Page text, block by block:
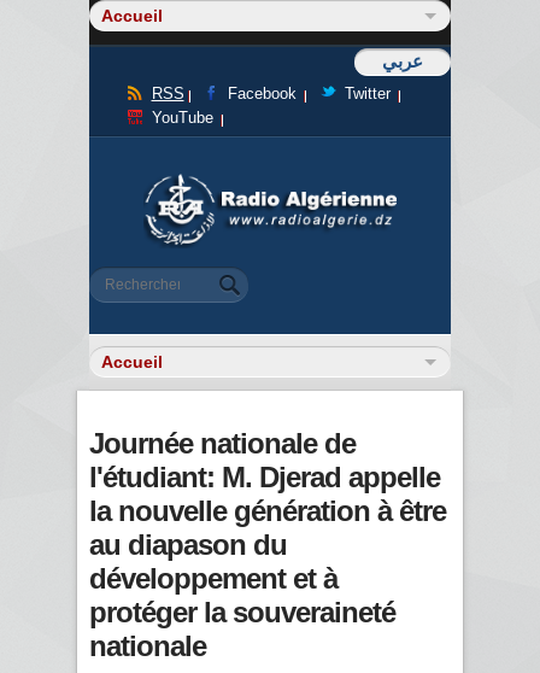
عربي
RSS Facebook
Twitter
YouTube
Formulaire de recherche
Rechercher
Journée nationale de
l'étudiant: M. Djerad appelle
la nouvelle génération à être
au diapason du
développement et à
protéger la souveraineté
nationale